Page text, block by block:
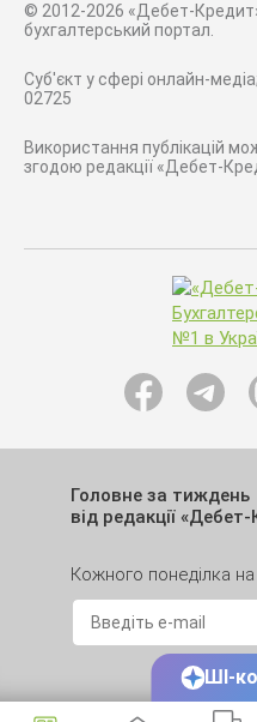
© 2012-2026 «Дебет-
бухгалтерський портал.
Суб'єкт у сфері онлайн-
02725
Використання публікацій
згодою редакції «Дебет-
Головне за тиждень
від редакції
Кожного понеділка
ШІ-